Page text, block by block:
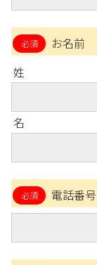
お名前
姓
名
電話番号